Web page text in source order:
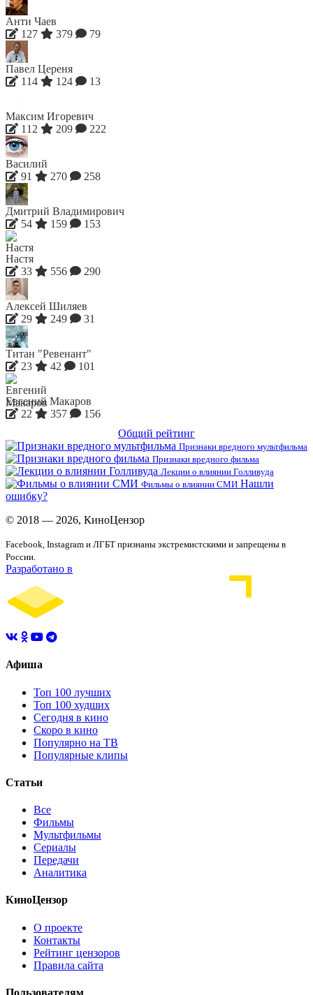
Анти Чаев
127
379 79
Павел Цереня
114
124 13
Максим Игоревич
112
209 222
Василий
91
270 258
Дмитрий Владимирович
54
159 153
Настя
33
556 290
Алексей Шиляев
29
249 31
Титан "Ревенант"
23
42 101
Евгений Макаров
22
357
156
Общий рейтинг
Признаки вредного мультфильма
Признаки вредного фильма
Лекции о влиянии Голливуда
Фильмы о влиянии СМИ Нашли
ошибку?
© 2018 — 2026, КиноЦензор
Facebook, Instagram и ЛГБТ признаны экстремистскими и запрещены в
России.
Разработано в
Афиша
Топ 100 лучших
Топ 100 худших
Сегодня в кино
Скоро в кино
Популярно на ТВ
Популярные клипы
Статьи
Все
Фильмы
Мультфильмы
Сериалы
Передачи
Аналитика
КиноЦензор
О проекте
Контакты
Рейтинг цензоров
Правила сайта
Пользователям